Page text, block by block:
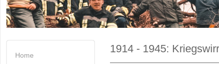
Home
1914 - 1945: